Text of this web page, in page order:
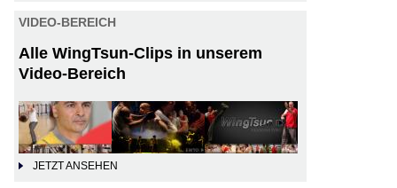
VIDEO-BEREICH
Alle WingTsun-Clips in unserem
Video-Bereich
JETZT ANSEHEN